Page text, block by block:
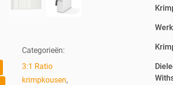
Categorieën:
3:1 Ratio
krimpkousen,